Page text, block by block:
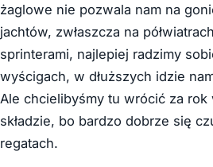
żaglowe nie pozwala nam na
jachtów, zwłaszcza na
sprinterami, najlepiej radzimy
wyścigach, w dłuższych idzie
Ale chcielibyśmy tu wrócić za rok
składzie, bo bardzo dobrze się
regatach.